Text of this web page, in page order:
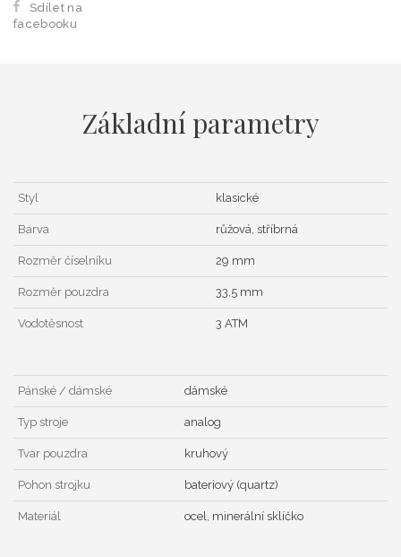
Sdílet na
facebooku
Základní parametry
Styl klasické
Barva růžová, stříbrná
Rozměr číselníku 29 mm
Rozměr pouzdra 33,5 mm
Vodotěsnost 3 ATM
Pánské / dámské dámské
Typ stroje analog
Tvar pouzdra kruhový
Pohon strojku bateriový (quartz)
Materiál ocel, minerální sklíčko